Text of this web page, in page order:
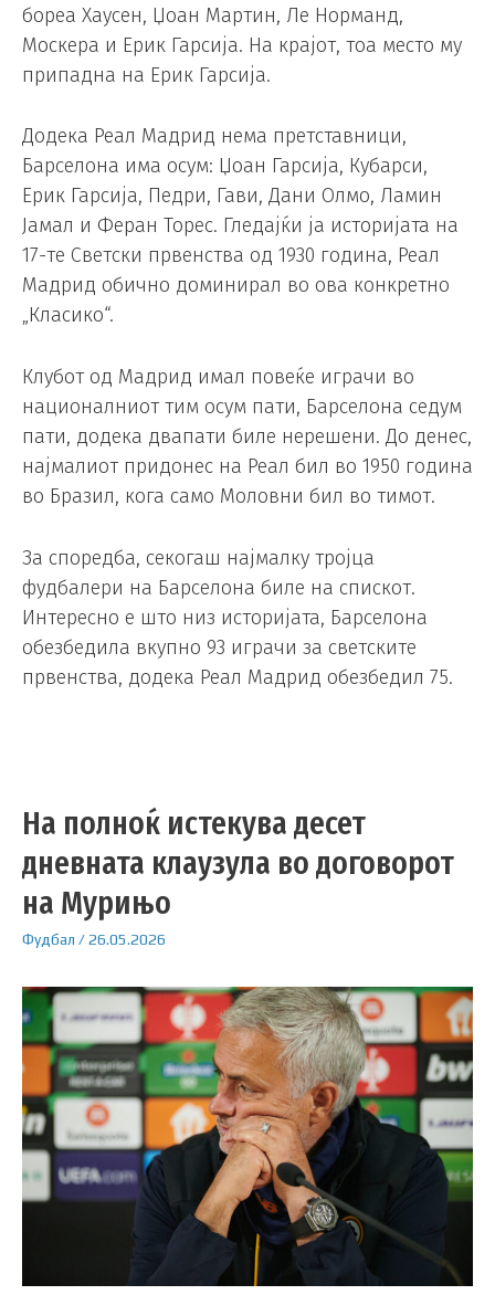
бореа Хаусен, Џоан Мартин, Ле Норманд,
Москера и Ерик Гарсија. На крајот, тоа место му
припадна на Ерик Гарсија.
Додека Реал Мадрид нема претставници,
Барселона има осум: Џоан Гарсија, Кубарси,
Ерик Гарсија, Педри, Гави, Дани Олмо, Ламин
Јамал и Феран Торес. Гледајќи ја историјата на
17-те Светски првенства од 1930 година, Реал
Мадрид обично доминирал во ова конкретно
„Класико“.
Клубот од Мадрид имал повеќе играчи во
националниот тим осум пати, Барселона седум
пати, додека двапати биле нерешени. До денес,
најмалиот придонес на Реал бил во 1950 година
во Бразил, кога само Моловни бил во тимот.
За споредба, секогаш најмалку тројца
фудбалери на Барселона биле на спискот.
Интересно е што низ историјата, Барселона
обезбедила вкупно 93 играчи за светските
првенства, додека Реал Мадрид обезбедил 75.
На полноќ истекува десет
дневната клаузула во договорот
на Мурињо
Фудбал /26.05.2026